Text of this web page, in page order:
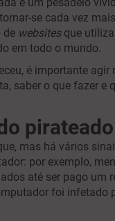
se cada vez
de websitesque
em todo o mundo.
é importante agir
saber o que fazer e
pirateado
mas há vários
por exemplo,
até ser pago um
foi infetado